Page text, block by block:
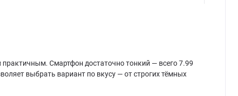
практичным. Смартфон достаточно тонкий — всего 7.99
выбрать вариант по вкусу — от строгих тёмных